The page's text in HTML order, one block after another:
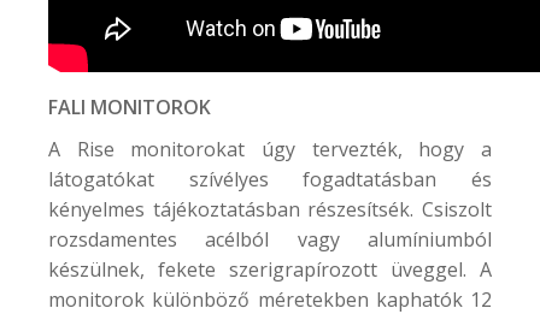
FALI MONITOROK
A Rise monitorokat úgy tervezték, hogy a
látogatókat szívélyes fogadtatásban és
kényelmes tájékoztatásban részesítsék. Csiszolt
rozsdamentes acélból vagy alumíniumból
készülnek, fekete szerigrapírozott üveggel. A
monitorok különböző méretekben kaphatók 12